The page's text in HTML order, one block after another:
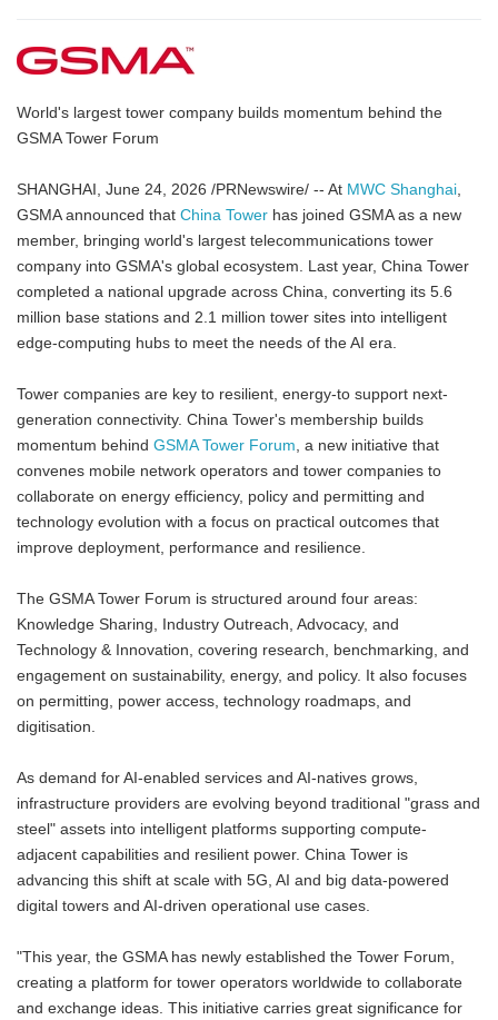
World's largest tower company builds momentum behind the
GSMA Tower Forum
SHANGHAI, June 24, 2026 /PRNewswire/ -- At MWC Shanghai,
GSMA announced that China Tower has joined GSMA as a new
member, bringing world's largest telecommunications tower
company into GSMA's global ecosystem. Last year, China Tower
completed a national upgrade across China, converting its 5.6
million base stations and 2.1 million tower sites into intelligent
edge-computing hubs to meet the needs of the AI era.
Tower companies are key to resilient, energy-to support next-
generation connectivity. China Tower's membership builds
momentum behind GSMA Tower Forum, a new initiative that
convenes mobile network operators and tower companies to
collaborate on energy efficiency, policy and permitting and
technology evolution with a focus on practical outcomes that
improve deployment, performance and resilience.
The GSMA Tower Forum is structured around four areas:
Knowledge Sharing, Industry Outreach, Advocacy, and
Technology & Innovation, covering research, benchmarking, and
engagement on sustainability, energy, and policy. It also focuses
on permitting, power access, technology roadmaps, and
digitisation.
As demand for AI-enabled services and AI-natives grows,
infrastructure providers are evolving beyond traditional "grass and
steel" assets into intelligent platforms supporting compute-
adjacent capabilities and resilient power. China Tower is
advancing this shift at scale with 5G, AI and big data-powered
digital towers and AI-driven operational use cases.
"This year, the GSMA has newly established the Tower Forum,
creating a platform for tower operators worldwide to collaborate
and exchange ideas. This initiative carries great significance for